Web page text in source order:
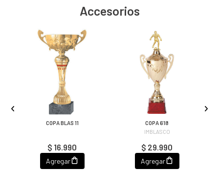
Accesorios
COPA BLAS 11
$ 16.990
Agregar
COPA 618
IMBLASCO
$ 29.990
Agregar